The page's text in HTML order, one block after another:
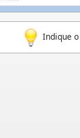
Indique